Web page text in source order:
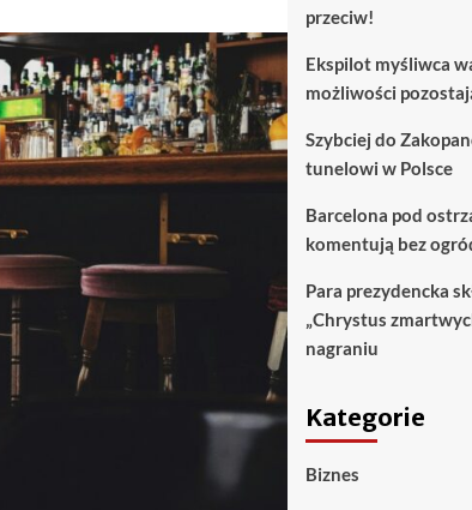
przeciw!
Ekspilot myśliwca
możliwości
Szybciej do
tunelowi w Polsce
Barcelona pod
komentują bez
Para prezydencka
„Chrystus
nagraniu
Kategorie
Biznes